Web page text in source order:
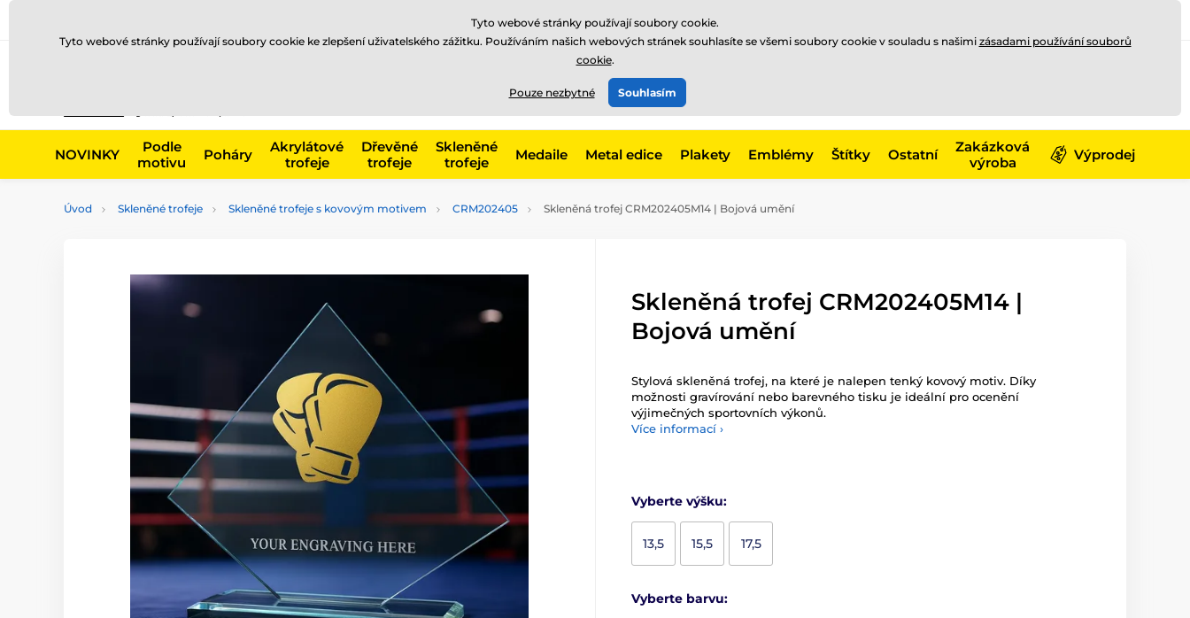
775 400 255
Zavolejte nám
NOVINKY
Podle
motivu
Poháry
Akrylátové
trofeje
Dřevěné
trofeje
Skleněné
trofeje
Medaile Metal edice Plakety Emblémy Štítky Ostatní
Zakázková
výroba
Výprodej
Úvod Skleněné trofeje Skleněné trofeje s kovovým motivem CRM202405 Skleněná trofej CRM202405M14 | Bojová umění
Skleněná trofej CRM202405M14 |
Bojová umění
Stylová skleněná trofej, na které je nalepen tenký kovový motiv. Díky
možnosti gravírování nebo barevného tisku je ideální pro ocenění
výjimečných sportovních výkonů.
Více informací ›
Vyberte výšku:
13,5 15,5 17,5
Vyberte barvu:
Tyto webové stránky používají soubory cookie.
Tyto webové stránky používají soubory cookie ke zlepšení uživatelského zážitku. Používáním našich webových stránek souhlasíte se všemi soubory cookie v souladu s našimi zásadami používání souborů
cookie.
Pouze nezbytné Souhlasím